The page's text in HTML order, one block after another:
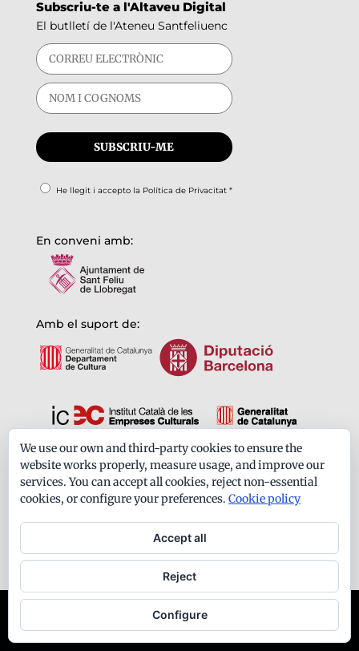
Subscriu-te a l'Altaveu Digital
El butlletí de l'Ateneu Santfeliuenc
He llegit i accepto la Política de Privacitat*
En conveni amb:
Amb el suport de:
Formem part de:
Ateneu Santfeliuenc - Tots els drets reservats -
Avís legal-Política de privacitat
We use our own and third-party cookies to ensure the
website works properly, measure usage, and improve our
services. You can accept all cookies, reject non-essential
cookies, or configure your preferences. Cookie policy
Accept all
Reject
Configure